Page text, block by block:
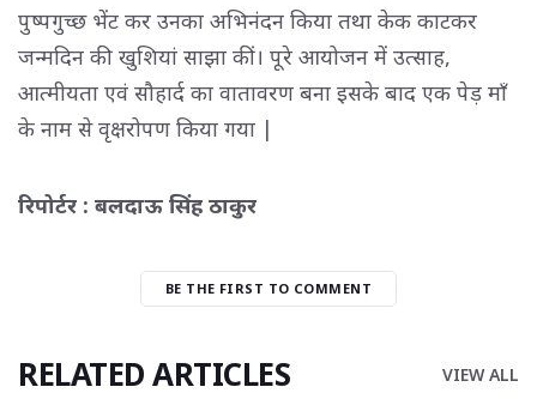
पुष्पगुच्छ भेंट कर उनका अभिनंदन किया तथा केक काटकर
जन्मदिन की खुशियां साझा कीं। पूरे आयोजन में उत्साह,
आत्मीयता एवं सौहार्द का वातावरण बना इसके बाद एक पेड़ माँ
के नाम से वृक्षरोपण किया गया |
रिपोर्टर : बलदाऊ सिंह ठाकुर
BE THE FIRST TO COMMENT
RELATED ARTICLES VIEW ALL